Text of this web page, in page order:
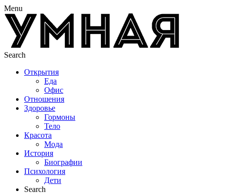
Menu
Search
Открытия
Еда
Офис
Отношения
Здоровье
Гормоны
Тело
Красота
Мода
История
Биографии
Психология
Дети
Search